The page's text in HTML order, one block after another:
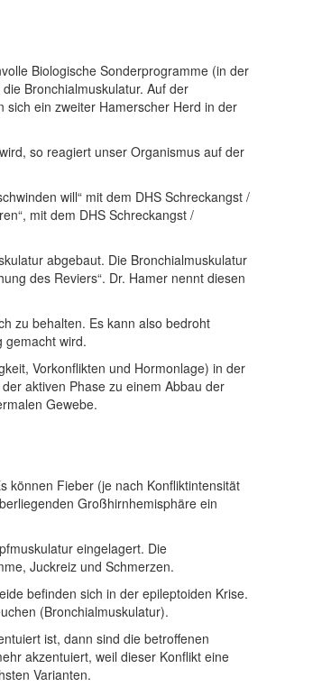
Biologische Sonderprogramme (in der
Bronchialmuskulatur. Auf der
ein zweiter Hamerscher Herd in der
so reagiert unser Organismus auf der
will“ mit dem DHS Schreckangst /
mit dem DHS Schreckangst /
abgebaut. Die Bronchialmuskulatur
des Reviers“. Dr. Hamer nennt diesen
zu behalten. Es kann also bedroht
gemacht wird.
Vorkonflikten und Hormonlage) in der
aktiven Phase zu einem Abbau der
Gewebe.
können Fieber (je nach Konfliktintensität
Großhirnhemisphäre ein
eingelagert. Die
Juckreiz und Schmerzen.
befinden sich in der epileptoiden Krise.
(Bronchialmuskulatur).
ist, dann sind die betroffenen
akzentuiert, weil dieser Konflikt eine
Varianten.